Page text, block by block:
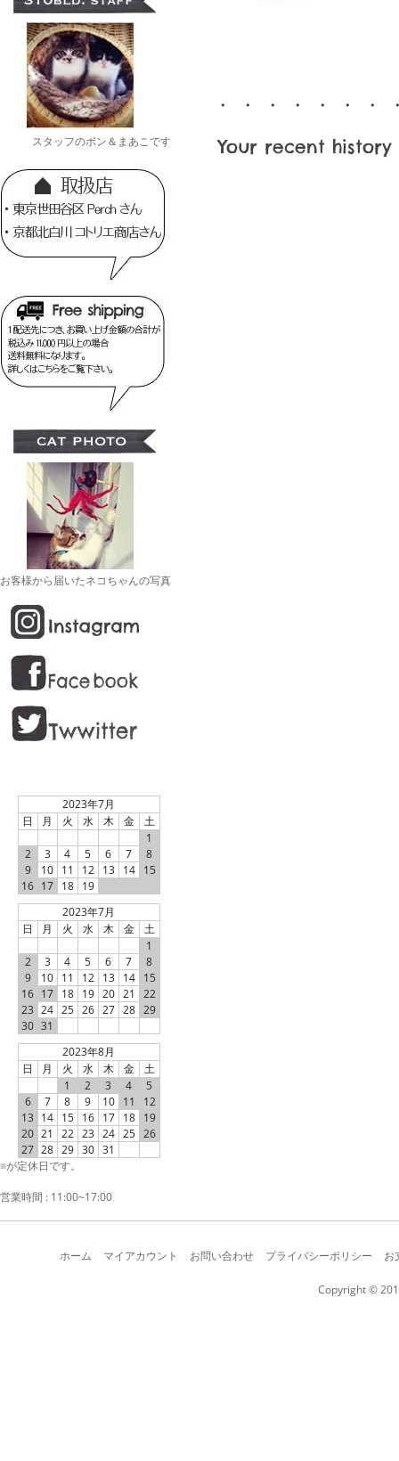
・ ・ ・ ・ ・ ・ ・
Your recent history
スタッフのボン＆まあこです
お客様から届いたネコちゃんの写真
2023年7月
日
月 火 水 木 金
土
1
2
3 4 5 6 7
8
9
10 11 12 13 14 15
16 17 18 19
2023年7月
日
月 火 水 木 金
土
1
2
3 4 5 6 7
8
9
10 11 12 13 14 15
16 17 18 19 20 21
22
23 24 25 26 27 28 29
30 31
2023年8月
日
月 火 水 木 金
土
1
2 3 4
5
6
7 8 9 10 11
12
13 14 15 16 17 18 19
20 21 22 23 24 25 26
27 28 29 30 31
■が定休日です。
営業時間 : 11:00~17:00
ホーム マイアカウント お問い合わせ プライバシーポリシー お
Copyright ©